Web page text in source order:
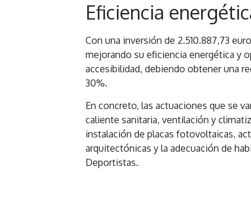
Eficiencia
Con una inversión de 2.510.887,73
mejorando su eficiencia energética y
accesibilidad, debiendo obtener una
30%.
En concreto, las actuaciones que se
caliente sanitaria, ventilación y
instalación de placas fotovoltaicas,
arquitectónicas y la adecuación de
Deportistas.